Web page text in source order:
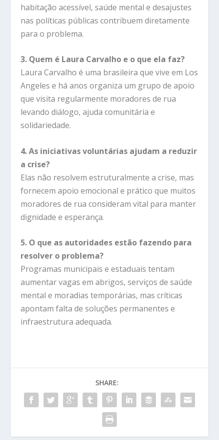
habitação acessível, saúde mental e desajustes
nas políticas públicas contribuem diretamente
para o problema.
3. Quem é Laura Carvalho e o que ela faz?
Laura Carvalho é uma brasileira que vive em Los
Angeles e há anos organiza um grupo de apoio
que visita regularmente moradores de rua
levando diálogo, ajuda comunitária e
solidariedade.
4. As iniciativas voluntárias ajudam a reduzir
a crise?
Elas não resolvem estruturalmente a crise, mas
fornecem apoio emocional e prático que muitos
moradores de rua consideram vital para manter
dignidade e esperança.
5. O que as autoridades estão fazendo para
resolver o problema?
Programas municipais e estaduais tentam
aumentar vagas em abrigos, serviços de saúde
mental e moradias temporárias, mas críticas
apontam falta de soluções permanentes e
infraestrutura adequada.
SHARE: